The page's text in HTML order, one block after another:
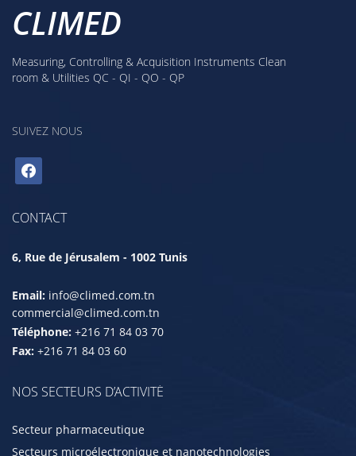
CLIMED
Measuring, Controlling & Acquisition Instruments Clean
room & Utilities QC - QI - QO - QP
SUIVEZ NOUS
facebook
CONTACT
6, Rue de Jérusalem - 1002 Tunis
Email: info@climed.com.tn
commercial@climed.com.tn
Téléphone: +216 71 84 03 70
Fax: +216 71 84 03 60
NOS SECTEURS D’ACTIVITÉ
Secteur pharmaceutique
Secteurs microélectronique et nanotechnologies